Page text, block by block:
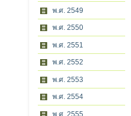
พ.ศ. 2549
พ.ศ. 2550
พ.ศ. 2551
พ.ศ. 2552
พ.ศ. 2553
พ.ศ. 2554
พ.ศ. 2555